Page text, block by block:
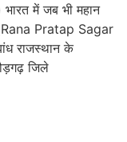
में जब भी महान
(Rana Pratap Sagar
राजस्थान के
जिले